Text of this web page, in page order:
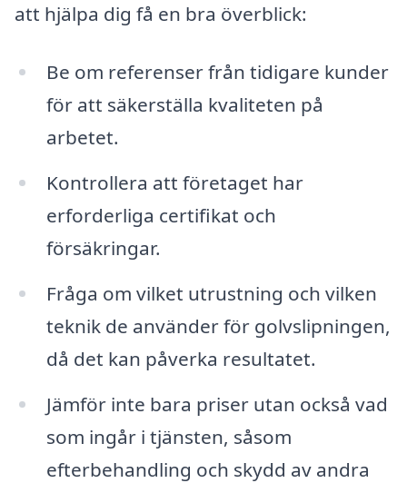
att hjälpa dig få en bra överblick:
Be om referenser från tidigare kunder
för att säkerställa kvaliteten på
arbetet.
Kontrollera att företaget har
erforderliga certifikat och
försäkringar.
Fråga om vilket utrustning och vilken
teknik de använder för golvslipningen,
då det kan påverka resultatet.
Jämför inte bara priser utan också vad
som ingår i tjänsten, såsom
efterbehandling och skydd av andra